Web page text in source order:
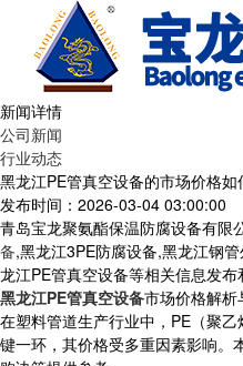
新闻详情
公司新闻
行业动态
黑龙江PE管真空设备的市场价格如
发布时间：2026-03-04 03:00:00
青岛宝龙聚氨酯保温防腐设备有限
备,黑龙江3PE防腐设备,黑龙江钢
龙江PE管真空设备等相关信息发布
黑龙江PE管真空设备市场价格解析
在塑料管道生产行业中，PE（聚
键一环，其价格受多重因素影响。